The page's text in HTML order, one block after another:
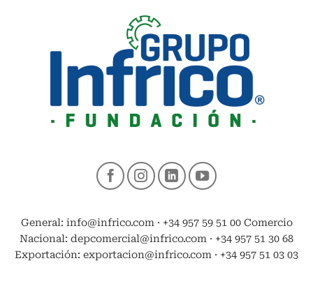
General: info@infrico.com · +34 957 59 51 00 Comercio
Nacional: depcomercial@infrico.com · +34 957 51 30 68
Exportación: exportacion@infrico.com · +34 957 51 03 03